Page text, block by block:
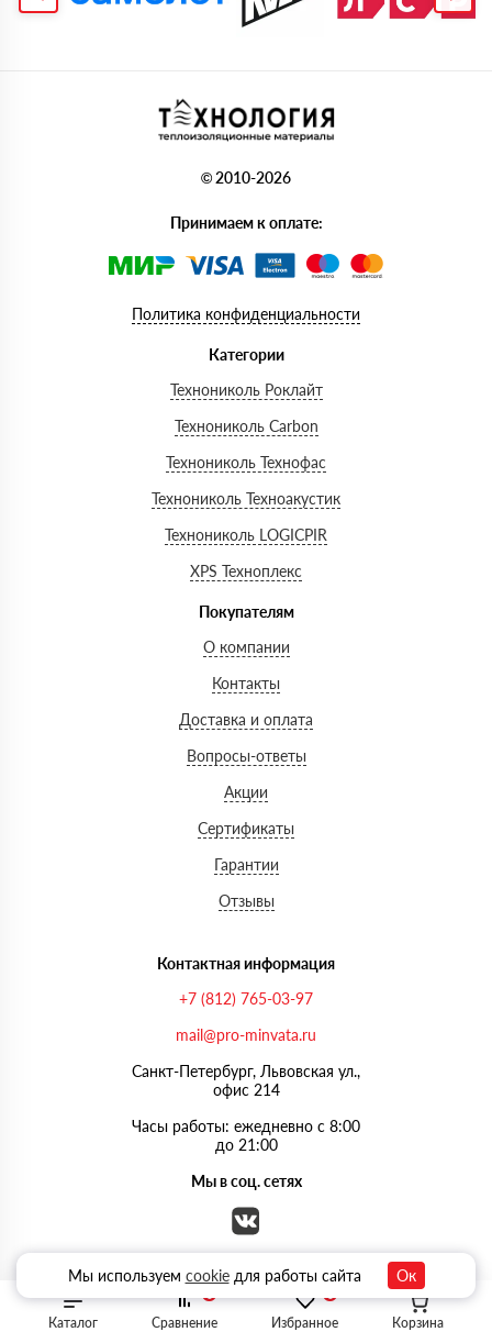
Каталог Избранное
Сравнение Корзина
© 2010-2026
Принимаем к оплате:
Политика конфиденциальности
Категории
Технониколь Роклайт
Технониколь Carbon
Технониколь Технофас
Технониколь Техноакустик
Технониколь LOGICPIR
XPS Техноплекс
Покупателям
О компании
Контакты
Доставка и оплата
Вопросы-ответы
Акции
Сертификаты
Гарантии
Отзывы
Контактная информация
+7 (812) 765-03-97
mail@pro-minvata.ru
Санкт-Петербург, Львовская ул.,
офис 214
Часы работы: ежедневно с 8:00
до 21:00
Мы в соц. сетях
Мы используем cookieдля работы сайта Ок